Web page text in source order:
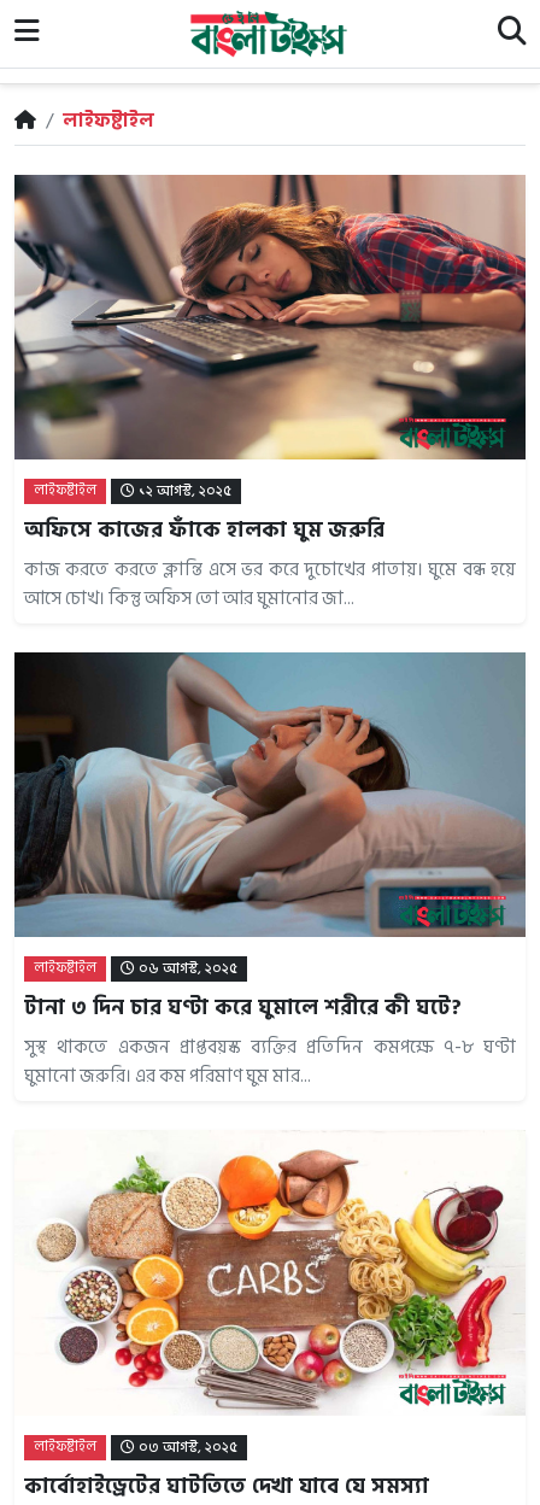
/ লাইফষ্টাইল
লাইফষ্টাইল ১২ আগস্ট, ২০২৫
অফিসে কাজের ফাঁকে হালকা ঘুম জরুরি
কাজ করতে করতে ক্লান্তি এসে ভর করে দুচোখের পাতায়। ঘুমে বন্ধ হয়ে
আসে চোখ। কিন্তু অফিস তো আর ঘুমানোর জা...
লাইফষ্টাইল ০৬ আগস্ট, ২০২৫
টানা ৩ দিন চার ঘণ্টা করে ঘুমালে শরীরে কী ঘটে?
সুস্থ থাকতে একজন প্রাপ্তবয়স্ক ব্যক্তির প্রতিদিন কমপক্ষে ৭-৮ ঘণ্টা
ঘুমানো জরুরি। এর কম পরিমাণ ঘুম মার...
লাইফষ্টাইল ০৩ আগস্ট, ২০২৫
কার্বোহাইড্রেটের ঘাটতিতে দেখা যাবে যে সমস্যা